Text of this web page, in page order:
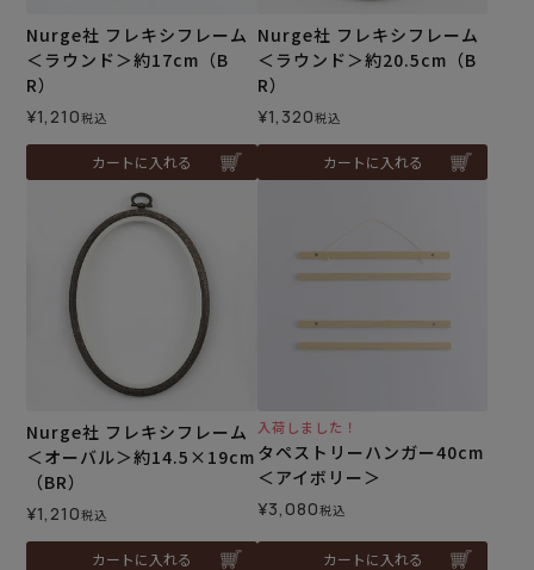
Nurge社 フレキシフレーム
＜ラウンド＞約17cm（B
R）
¥1,210税込
カートに入れる
Nurge社 フレキシフレーム
＜ラウンド＞約20.5cm（B
R）
¥1,320税込
カートに入れる
Nurge社 フレキシフレーム
＜オーバル＞約14.5×19cm
（BR）
¥1,210税込
カートに入れる
入荷しました！
タペストリーハンガー40cm
＜アイボリー＞
¥3,080税込
カートに入れる